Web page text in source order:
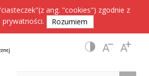
ang. "cookies") zgodnie z
prywatności. Rozumiem